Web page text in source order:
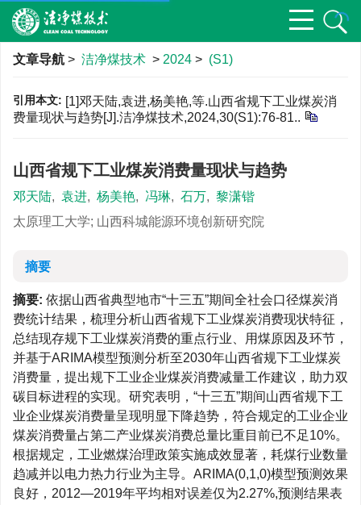
文章导航 > 洁净煤技术 > 2024 > (S1)
引用本文: [1]邓天陆,袁进,杨美艳,等.山西省规下工业煤炭消
费量现状与趋势[J].洁净煤技术,2024,30(S1):76-81..
山西省规下工业煤炭消费量现状与趋势
邓天陆, 袁进, 杨美艳, 冯琳, 石万, 黎潇锴
太原理工大学; 山西科城能源环境创新研究院
摘要
摘要: 依据山西省典型地市“十三五”期间全社会口径煤炭消
费统计结果，梳理分析山西省规下工业煤炭消费现状特征，
总结现存规下工业煤炭消费的重点行业、用煤原因及环节，
并基于ARIMA模型预测分析至2030年山西省规下工业煤炭
消费量，提出规下工业企业煤炭消费减量工作建议，助力双
碳目标进程的实现。研究表明，“十三五”期间山西省规下工
业企业煤炭消费量呈现明显下降趋势，符合规定的工业企业
煤炭消费量占第二产业煤炭消费总量比重目前已不足10%。
根据规定，工业燃煤治理政策实施成效显著，耗煤行业数量
趋减并以电力热力行业为主导。ARIMA(0,1,0)模型预测效果
良好，2012—2019年平均相对误差仅为2.27%,预测结果表